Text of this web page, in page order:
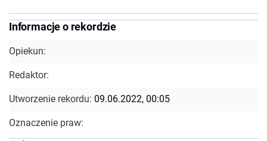
Informacje o rekordzie
Opiekun:
Redaktor:
Utworzenie rekordu: 09.06.2022, 00:05
Oznaczenie praw: